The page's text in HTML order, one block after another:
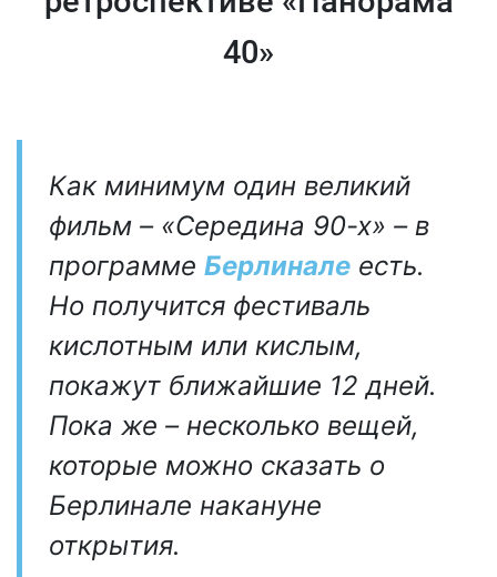
40»
Как минимум один великий
фильм – «Середина 90-х» – в
программе Берлинале есть.
Но получится фестиваль
кислотным или кислым,
покажут ближайшие 12 дней.
Пока же – несколько вещей,
которые можно сказать о
Берлинале накануне
открытия.